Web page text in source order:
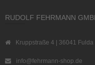
RUDOLF FEHRMANN
Kruppstraße 4 | 36041
info@fehrmann-shop.de